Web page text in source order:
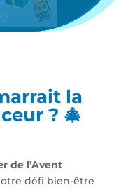
la
? 🎄
de l’Avent
défi bien-être